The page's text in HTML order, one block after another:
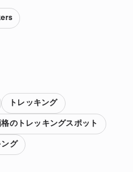
トレッキング
のトレッキングスポット
ング